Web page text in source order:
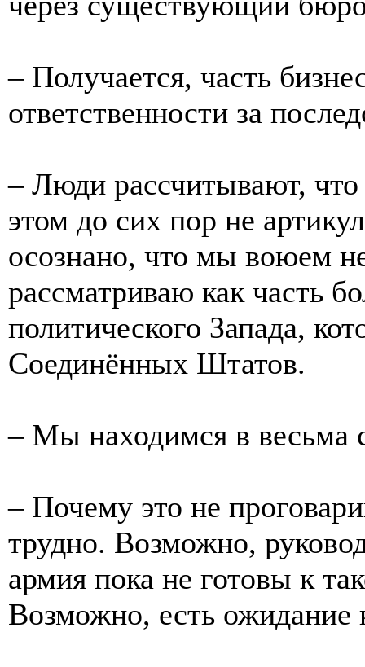
– Получается, часть
ответственности за
– Люди рассчитывают,
этом до сих пор не
осознано, что мы воюем
рассматриваю как часть
политического Запада,
Соединённых Штатов.
– Мы находимся в весьма
– Почему это не
трудно. Возможно,
армия пока не готовы к
Возможно, есть ожидание